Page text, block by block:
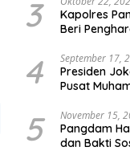
3
Kapolres
Beri
4 September 17,
Presiden
Pusat
5 November 15,
Pangdam Hasanuddin
dan Bakti